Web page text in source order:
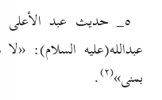
٥_ حديث عبد الأعلى
عبدالله(علیه السلام):
بمنى»(۲) .